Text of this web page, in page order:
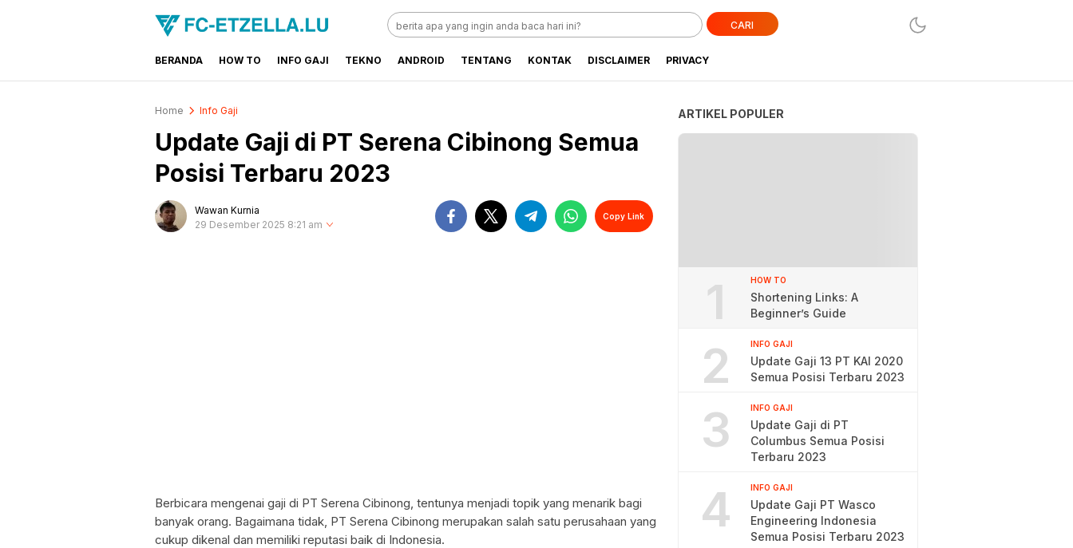
FC-ETZELLA.LU
Share & Learn The World
CARI
BERANDA HOW TO INFO GAJI TEKNO ANDROID TENTANG KONTAK DISCLAIMER PRIVACY
Home Info Gaji
Update Gaji di PT Serena Cibinong Semua
Posisi Terbaru 2023
Wawan Kurnia
29 Desember 2025 8:21 am
Copy Link
Berbicara mengenai gaji di PT Serena Cibinong, tentunya menjadi topik yang menarik bagi
banyak orang. Bagaimana tidak, PT Serena Cibinong merupakan salah satu perusahaan yang
cukup dikenal dan memiliki reputasi baik di Indonesia.
ARTIKEL POPULER
1 HOW TO
Shortening Links: A
Beginner’s Guide
2 INFO GAJI
Update Gaji 13 PT KAI 2020
Semua Posisi Terbaru 2023
3 INFO GAJI
Update Gaji di PT
Columbus Semua Posisi
Terbaru 2023
4 INFO GAJI
Update Gaji PT Wasco
Engineering Indonesia
Semua Posisi Terbaru 2023